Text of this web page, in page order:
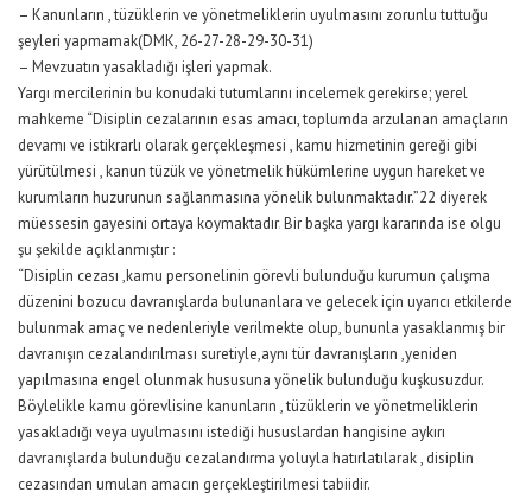
– Kanunların , tüzüklerin ve yönetmeliklerin uyulmasını zorunlu tuttuğu
şeyleri yapmamak(DMK, 26-27-28-29-30-31)
– Mevzuatın yasakladığı işleri yapmak.
Yargı mercilerinin bu konudaki tutumlarını incelemek gerekirse; yerel
mahkeme “Disiplin cezalarının esas amacı, toplumda arzulanan amaçların
devamı ve istikrarlı olarak gerçekleşmesi , kamu hizmetinin gereği gibi
yürütülmesi , kanun tüzük ve yönetmelik hükümlerine uygun hareket ve
kurumların huzurunun sağlanmasına yönelik bulunmaktadır.”22 diyerek
müessesin gayesini ortaya koymaktadır.Bir başka yargı kararında ise olgu
şu şekilde açıklanmıştır :
“Disiplin cezası ,kamu personelinin görevli bulunduğu kurumun çalışma
düzenini bozucu davranışlarda bulunanlara ve gelecek için uyarıcı etkilerde
bulunmak amaç ve nedenleriyle verilmekte olup, bununla yasaklanmış bir
davranışın cezalandırılması suretiyle,aynı tür davranışların ,yeniden
yapılmasına engel olunmak hususuna yönelik bulunduğu kuşkusuzdur.
Böylelikle kamu görevlisine kanunların , tüzüklerin ve yönetmeliklerin
yasakladığı veya uyulmasını istediği hususlardan hangisine aykırı
davranışlarda bulunduğu cezalandırma yoluyla hatırlatılarak , disiplin
cezasından umulan amacın gerçekleştirilmesi tabiidir.